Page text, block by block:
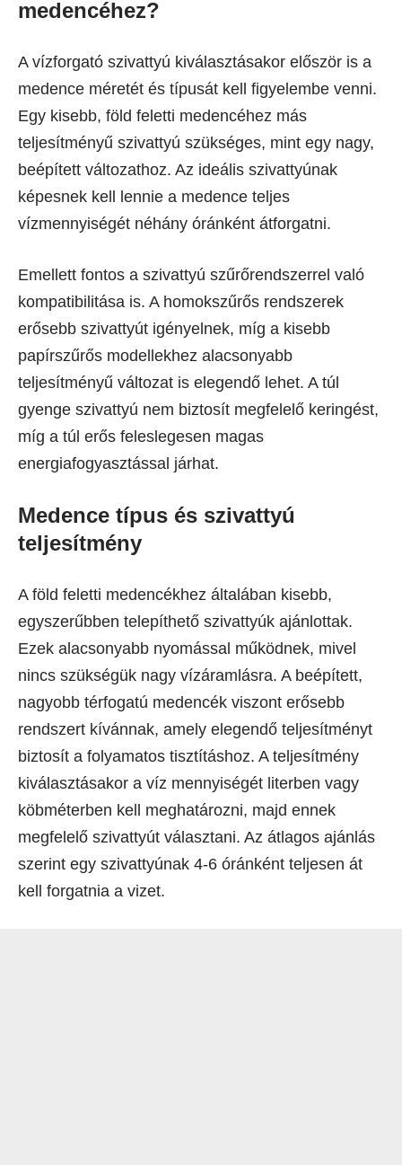
medencéhez?
A vízforgató szivattyú kiválasztásakor először is a
medence méretét és típusát kell figyelembe venni.
Egy kisebb, föld feletti medencéhez más
teljesítményű szivattyú szükséges, mint egy nagy,
beépített változathoz. Az ideális szivattyúnak
képesnek kell lennie a medence teljes
vízmennyiségét néhány óránként átforgatni.
Emellett fontos a szivattyú szűrőrendszerrel való
kompatibilitása is. A homokszűrős rendszerek
erősebb szivattyút igényelnek, míg a kisebb
papírszűrős modellekhez alacsonyabb
teljesítményű változat is elegendő lehet. A túl
gyenge szivattyú nem biztosít megfelelő keringést,
míg a túl erős feleslegesen magas
energiafogyasztással járhat.
Medence típus és szivattyú
teljesítmény
A föld feletti medencékhez általában kisebb,
egyszerűbben telepíthető szivattyúk ajánlottak.
Ezek alacsonyabb nyomással működnek, mivel
nincs szükségük nagy vízáramlásra. A beépített,
nagyobb térfogatú medencék viszont erősebb
rendszert kívánnak, amely elegendő teljesítményt
biztosít a folyamatos tisztításhoz. A teljesítmény
kiválasztásakor a víz mennyiségét literben vagy
köbméterben kell meghatározni, majd ennek
megfelelő szivattyút választani. Az átlagos ajánlás
szerint egy szivattyúnak 4-6 óránként teljesen át
kell forgatnia a vizet.